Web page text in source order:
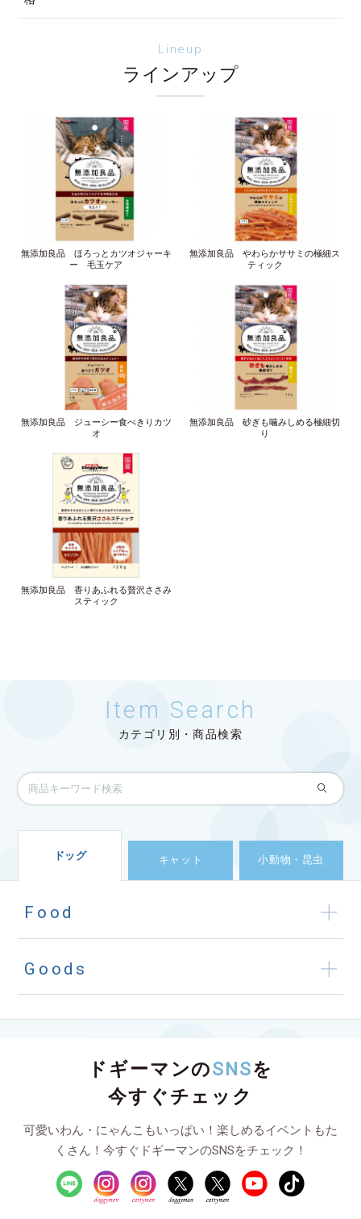
Lineup
ラインアップ
無添加良品 ほろっとカツオジャーキ
ー 毛玉ケア
無添加良品 やわらかササミの極細ス
ティック
無添加良品 ジューシー食べきりカツ
オ
無添加良品 砂ぎも噛みしめる極細切
り
無添加良品 香りあふれる贅沢ささみ
スティック
Item Search
カテゴリ別・商品検索
ドッグ キャット 小動物・昆虫
Food
Goods
ドギーマンのSNSを
今すぐチェック
可愛いわん・にゃんこもいっぱい！楽しめるイベントもた
くさん！今すぐドギーマンのSNSをチェック！